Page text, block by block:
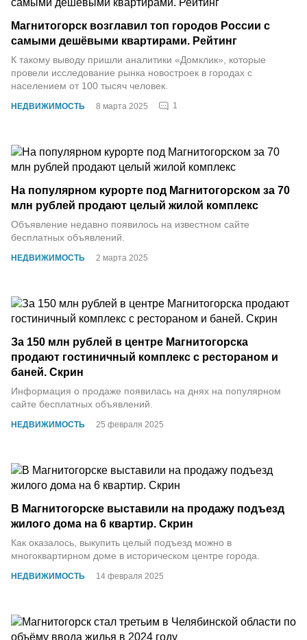
НЕДВИЖИМОСТЬ 8 марта 2025 1
Магнитогорск возглавил топ городов России с
самыми дешёвыми квартирами. Рейтинг
К такому выводу пришли аналитики «Домклик», которые
провели исследование рынка новостроек в городах с
населением от 100 тысяч человек.
НЕДВИЖИМОСТЬ 2 марта 2025
На популярном курорте под Магнитогорском за 70
млн рублей продают целый жилой комплекс
Объявление недавно появилось на известном сайте
бесплатных объявлений.
НЕДВИЖИМОСТЬ 25 февраля 2025
За 150 млн рублей в центре Магнитогорска
продают гостиничный комплекс с рестораном и
баней. Скрин
Информация о продаже появилась на днях на популярном
сайте бесплатных объявлений.
НЕДВИЖИМОСТЬ 14 февраля 2025
В Магнитогорске выставили на продажу подъезд
жилого дома на 6 квартир. Скрин
Как оказалось, выкупить целый подъезд можно в
многоквартирном доме в историческом центре города.